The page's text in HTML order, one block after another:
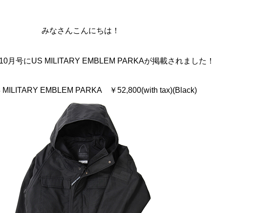
みなさんこんにちは！
月号にUS MILITARY EMBLEM PARKAが掲載されました！
EMBLEM PARKA ￥52,800(with tax)(Black)